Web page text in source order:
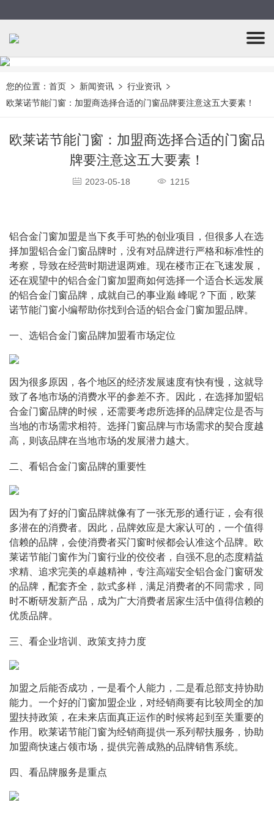
您的位置： 首页 新闻资讯
行业资讯
欧莱诺节能门窗：加盟商选择合适的门窗品牌要注意这五大要素！
欧莱诺节能门窗：加盟商选择合适的门窗品
牌要注意这五大要素！
2023-05-18 1215
铝合金门窗加盟是当下炙手可热的创业项目，但很多人在选
择加盟铝合金门窗品牌时，没有对品牌进行严格和标准性的
考察，导致在经营时期进退两难。现在楼市正在飞速发展，
还在观望中的铝合金门窗加盟商如何选择一个适合长远发展
的铝合金门窗品牌，成就自己的事业巅 峰呢？下面，欧莱
诺节能门窗小编帮助你找到合适的铝合金门窗加盟品牌。
一、选铝合金门窗品牌加盟看市场定位
因为很多原因，各个地区的经济发展速度有快有慢，这就导
致了各地市场的消费水平的参差不齐。因此，在选择加盟铝
合金门窗品牌的时候，还需要考虑所选择的品牌定位是否与
当地的市场需求相符。选择门窗品牌与市场需求的契合度越
高，则该品牌在当地市场的发展潜力越大。
二、看铝合金门窗品牌的重要性
因为有了好的门窗品牌就像有了一张无形的通行证，会有很
多潜在的消费者。因此，品牌效应是大家认可的，一个值得
信赖的品牌，会使消费者买门窗时候都会认准这个品牌。欧
莱诺节能门窗作为门窗行业的佼佼者，自强不息的态度精益
求精、追求完美的卓越精神，专注高端安全铝合金门窗研发
的品牌，配套齐全，款式多样，满足消费者的不同需求，同
时不断研发新产品，成为广大消费者居家生活中值得信赖的
优质品牌。
三、看企业培训、政策支持力度
加盟之后能否成功，一是看个人能力，二是看总部支持协助
能力。一个好的门窗加盟企业，对经销商要有比较周全的加
盟扶持政策，在未来店面真正运作的时候将起到至关重要的
作用。欧莱诺节能门窗为经销商提供一系列帮扶服务，协助
加盟商快速占领市场，提供完善成熟的品牌销售系统。
四、看品牌服务是重点